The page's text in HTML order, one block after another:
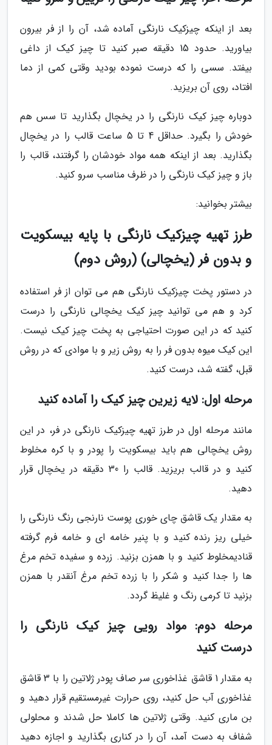
بعد از اینکه چیزکیک نارنگی آماده شد، آن را از فر بیرون
بیاورید. حدود 15 دقیقه صبر کنید تا چیز کیک از داغی
بیفتد. سسی را که درست نموده بودید وقتی کمی از دما
افتاد، روی آن بریزید.
دوباره چیز کیک نارنگی را در یخچال بگذارید تا سس هم
خودش را بگیرد. حداقل 4 تا 5 ساعت قالب را در یخچال
بگذارید. بعد از اینکه همه مواد خودشان را گرفتند، قالب را
باز و چیز کیک نارنگی را در ظرف مناسب سرو کنید.
بیشتر بخوانید:
طرز تهیه چیزکیک نارنگی با پایه بیسکویت
و بدون فر (یخچالی) (روش دوم)
در دستور پخت چیزکیک نارنگی هم می توان از فر استفاده
کرد و هم می توانید چیز کیک یخچالی نارنگی را درست
کنید که در این صورت احتیاجی به پخت چیز کیک نیست.
این کیک میوه بدون فر را به روش زیر و با موادی که در روش
قبل، گفته شد، درست کنید.
مرحله اول: لایه زیرین چیز کیک را آماده کنید
مانند مرحله اول در طرز تهیه چیزکیک نارنگی در فر، در این
روش یخچالی هم باید بیسکویت را پودر و با کره مخلوط
کنید و در قالب بریزید. قالب را 30 دقیقه در یخچال قرار
دهید.
به مقدار یک قاشق چای خوری پوست نارنجی رنگ نارنگی را
خیلی ریز رنده کنید و با پنیر خامه ای و خامه فرم گرفته
قنادیمخلوط کنید و با همزن بزنید. زرده و سفیده تخم مرغ
ها را جدا کنید و شکر را با زرده تخم مرغ آنقدر با همزن
بزنید تا کرمی رنگ و غلیظ گردد.
مرحله دوم: مواد رویی چیز کیک نارنگی را
درست کنید
به مقدار 1 قاشق غذاخوری سر صاف پودر ژلاتین را با 3 قاشق
غذاخوری آب حل کنید، روی حرارت غیرمستقیم قرار دهید و
بن ماری کنید. وقتی ژلاتین ها کاملا حل شدند و محلولی
شفاف به دست آمد، آن را در کناری بگذارید و اجازه دهید